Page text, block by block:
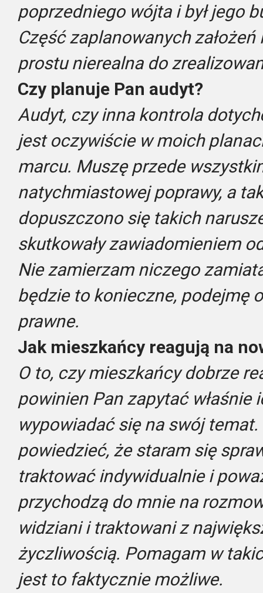
poprzedniego wójta i był jego
Część zaplanowanych
prostu nierealna do
Czy planuje Pan audyt?
Audyt, czy inna kontrola
jest oczywiście w moich
marcu. Muszę przede
natychmiastowej poprawy, a
dopuszczono się takich
skutkowały zawiadomieniem
Nie zamierzam niczego
będzie to konieczne, podejmę
prawne.
Jak mieszkańcy reagują na
O to, czy mieszkańcy dobrze
powinien Pan zapytać właśnie
wypowiadać się na swój
powiedzieć, że staram się
traktować indywidualnie i
przychodzą do mnie na
widziani i traktowani z
życzliwością. Pomagam w
jest to faktycznie możliwe.